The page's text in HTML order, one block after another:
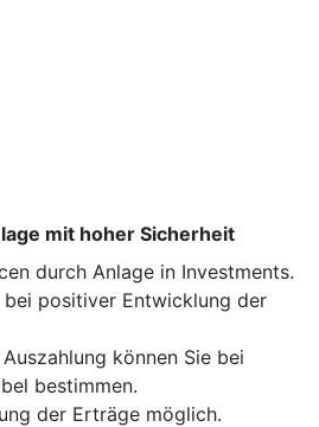
mit hoher Sicherheit
durch Anlage in Investments.
bei positiver Entwicklung der
können Sie bei
bestimmen.
der Erträge möglich.